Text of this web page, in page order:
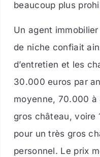
beaucoup plus
Un agent
de niche confiait
d’entretien et les
30.000 euros par
moyenne, 70.000
gros château, voire
pour un très gros
personnel. Le prix